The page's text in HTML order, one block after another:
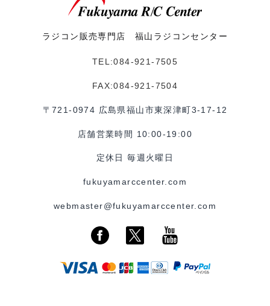
ラジコン販売専門店 福山ラジコンセンター
TEL:084-921-7505
FAX:084-921-7504
〒721-0974 広島県福山市東深津町3-17-12
店舗営業時間 10:00-19:00
定休日 毎週火曜日
fukuyamarccenter.com
webmaster@fukuyamarccenter.com